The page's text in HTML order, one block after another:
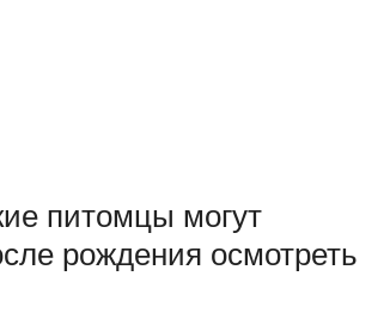
питомцы могут
рождения осмотреть